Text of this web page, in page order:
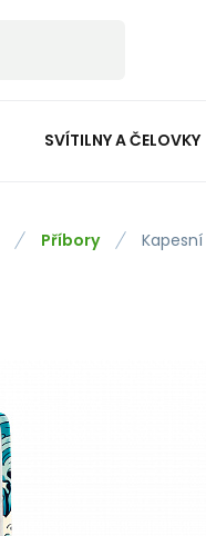
SVÍTILNY A ČELOVKY
Příbory